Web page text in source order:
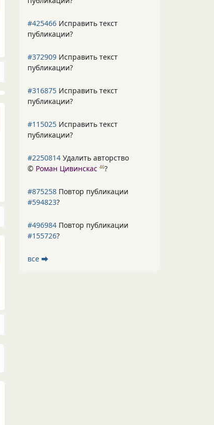
#425466 Исправить текст
публикации?
#372909 Исправить текст
публикации?
#316875 Исправить текст
публикации?
#115025 Исправить текст
публикации?
#2250814 Удалить авторство
© Роман Цивинскас 46?
#875258 Повтор публикации
#594823?
#496984 Повтор публикации
#155726?
все ⮕